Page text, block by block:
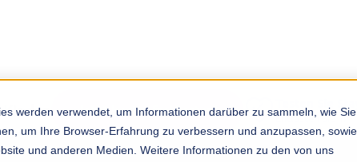
werden verwendet, um Informationen darüber zu sammeln, wie Sie
um Ihre Browser-Erfahrung zu verbessern und anzupassen, sowie
und anderen Medien. Weitere Informationen zu den von uns
Jetzt kostenfrei testen! Testen Sie
Entlasten Sie ihr